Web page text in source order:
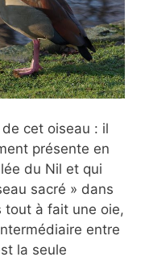
cet oiseau : il
présente en
du Nil et qui
sacré » dans
tout à fait une oie,
entre
la seule